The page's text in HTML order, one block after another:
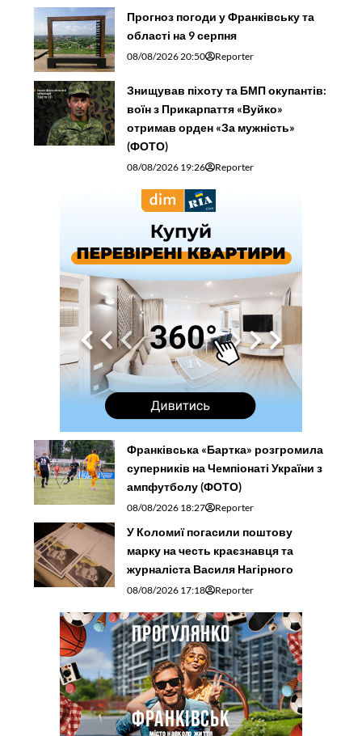
Прогноз погоди у Франківську та
області на 9 серпня
08/08/2026 20:50 Reporter
Знищував піхоту та БМП окупантів:
воїн з Прикарпаття «Вуйко»
отримав орден «За мужність»
(ФОТО)
08/08/2026 19:26 Reporter
Франківська «Бартка» розгромила
суперників на Чемпіонаті України з
ампфутболу (ФОТО)
08/08/2026 18:27 Reporter
У Коломиї погасили поштову
марку на честь краєзнавця та
журналіста Василя Нагірного
08/08/2026 17:18 Reporter